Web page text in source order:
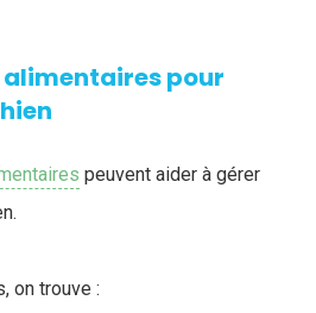
pour
peuvent aider à gérer
on trouve :